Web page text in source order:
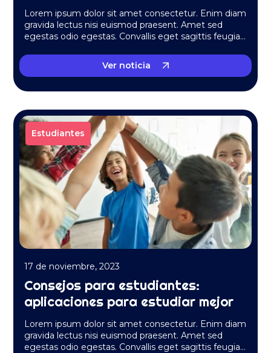
Lorem ipsum dolor sit amet consectetur. Enim diam
gravida lectus nisi euismod praesent. Amet sed
egestas odio egestas. Convallis eget sagittis feugiat
Ver noticia
Estudiantes
17 de noviembre, 2023
Consejos para estudiantes:
aplicaciones para estudiar mejor
Lorem ipsum dolor sit amet consectetur. Enim diam
gravida lectus nisi euismod praesent. Amet sed
egestas odio egestas. Convallis eget sagittis feugiat